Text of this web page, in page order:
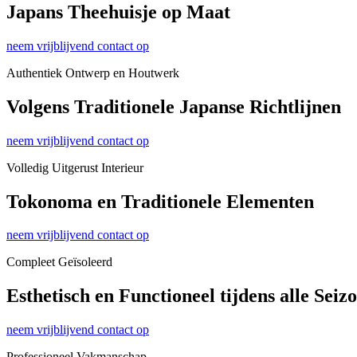
Japans Theehuisje op Maat
neem vrijblijvend contact op
Authentiek Ontwerp en Houtwerk
Volgens Traditionele Japanse Richtlijnen
neem vrijblijvend contact op
Volledig Uitgerust Interieur
Tokonoma en Traditionele Elementen
neem vrijblijvend contact op
Compleet Geïsoleerd
Esthetisch en Functioneel tijdens alle
neem vrijblijvend contact op